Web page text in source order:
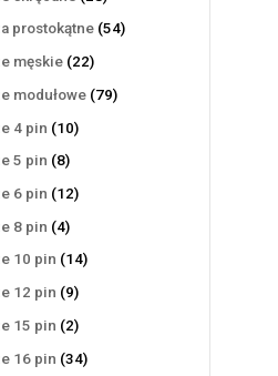
produktów
prostokątne 5454
męskie 2222
produkty
modułowe 7979
4 pin 1010
5 pin 88
produktów
6 pin 1212
8 pin 44
produkty
10 pin 1414
12 pin 99
produktów
15 pin 22
produkty
16 pin 3434